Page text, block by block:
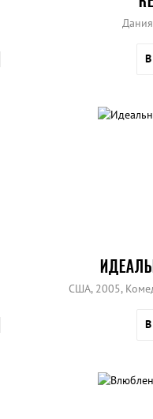
США, 2005,